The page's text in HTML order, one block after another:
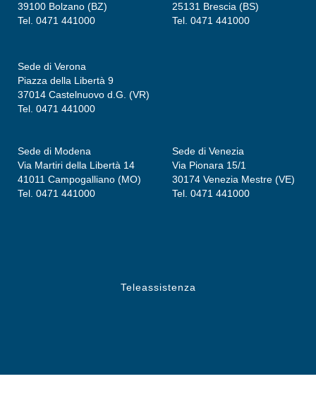
39100 Bolzano (BZ)
Tel. 0471 441000
25131 Brescia (BS)
Tel. 0471 441000
Sede di Verona
Piazza della Libertà 9
37014 Castelnuovo d.G. (VR)
Tel. 0471 441000
Sede di Modena
Via Martiri della Libertà 14
41011 Campogalliano (MO)
Tel. 0471 441000
Sede di Venezia
Via Pionara 15/1
30174 Venezia Mestre (VE)
Tel. 0471 441000
Teleassistenza